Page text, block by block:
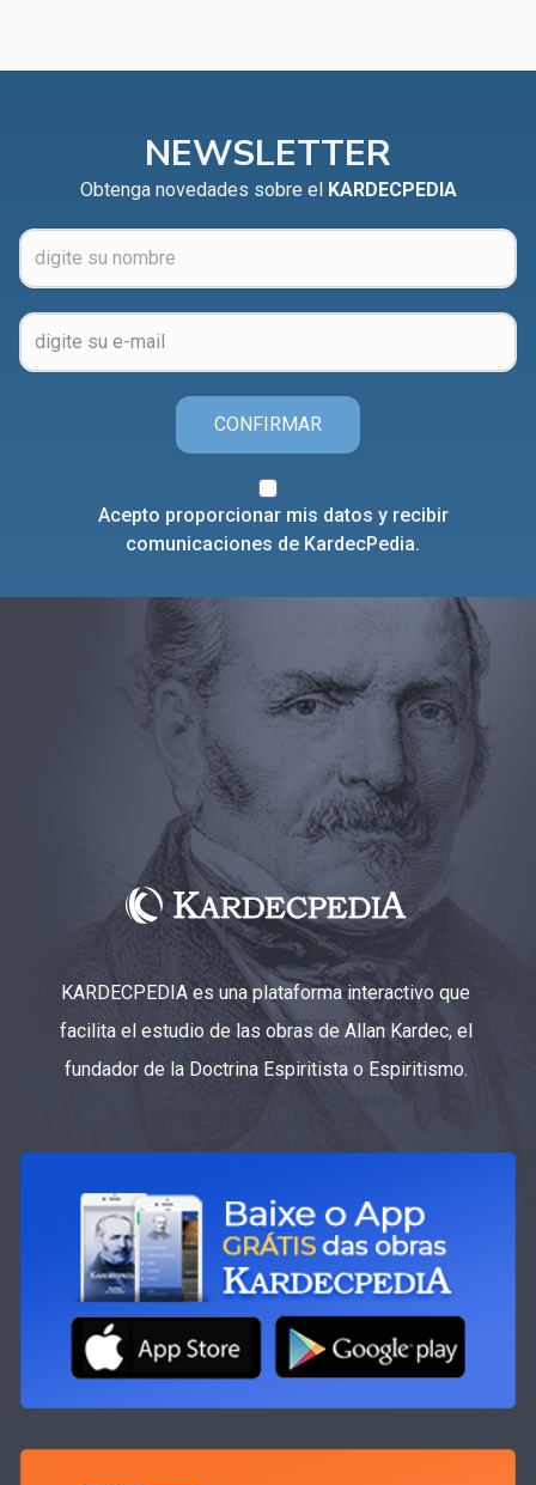
NEWSLETTER
Obtenga novedades sobre el KARDECPEDIA
CONFIRMAR
Acepto proporcionar mis datos y recibir
comunicaciones de KardecPedia.
KARDECPEDIA es una plataforma interactivo que
facilita el estudio de las obras de Allan Kardec, el
fundador de la Doctrina Espiritista o Espiritismo.